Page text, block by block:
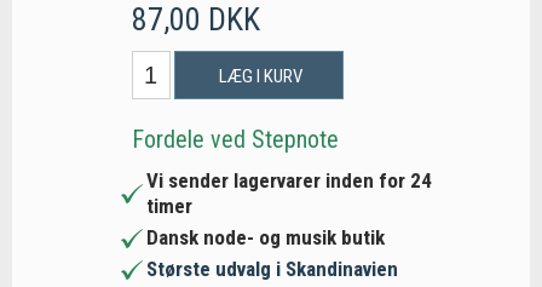
87,00 DKK
LÆG I KURV
Fordele ved Stepnote
Vi sender lagervarer inden for 24
timer
Dansk node- og musik butik
Største udvalg i Skandinavien